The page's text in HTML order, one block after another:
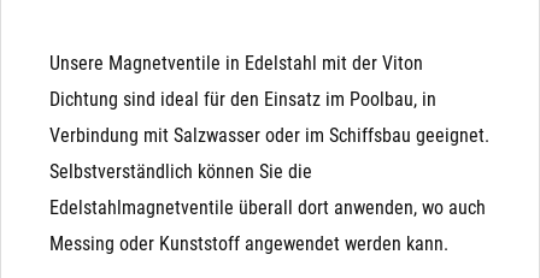
Unsere Magnetventile in Edelstahl mit der Viton
Dichtung sind ideal für den Einsatz im Poolbau, in
Verbindung mit Salzwasser oder im Schiffsbau geeignet.
Selbstverständlich können Sie die
Edelstahlmagnetventile überall dort anwenden, wo auch
Messing oder Kunststoff angewendet werden kann.